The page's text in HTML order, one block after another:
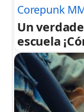
Corepunk
Un
escuela